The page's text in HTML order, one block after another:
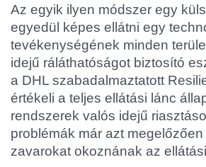
Az egyik ilyen módszer egy
egyedül képes ellátni egy
tevékenységének minden
idejű ráláthatóságot biztosító
a DHL szabadalmaztatott
értékeli a teljes ellátási lánc
rendszerek valós idejű
problémák már azt
zavarokat okoznának az